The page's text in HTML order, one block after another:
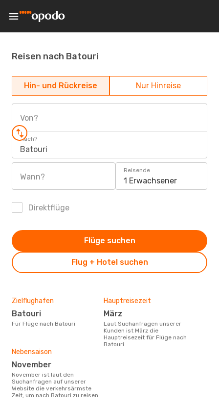
Reisen nach Batouri
Hin- und Rückreise Nur Hinreise
Von?
Nach?
Batouri
Wann?
Reisende
1 Erwachsener
Direktflüge
Flug + Hotel suchen
Flüge suchen
Zielflughafen
Batouri
Für Flüge nach Batouri
Hauptreisezeit
März
Laut Suchanfragen unserer
Kunden ist März die
Hauptreisezeit für Flüge nach
Batouri
Nebensaison
November
November ist laut den
Suchanfragen auf unserer
Website die verkehrsärmste
Zeit, um nach Batouri zu reisen.